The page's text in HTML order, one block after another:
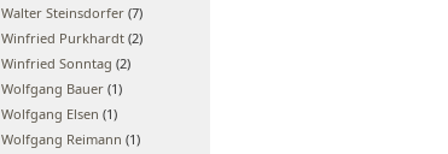
Walter Steinsdorfer (7)
Winfried Purkhardt (2)
Winfried Sonntag (2)
Wolfgang Bauer (1)
Wolfgang Elsen (1)
Wolfgang Reimann (1)